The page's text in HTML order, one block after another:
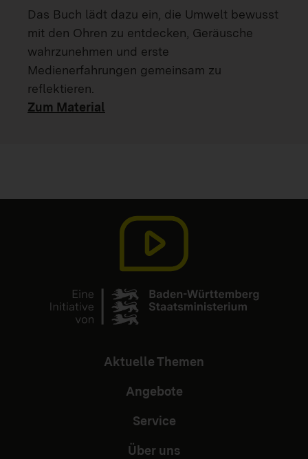
Das Buch lädt dazu ein, die Umwelt bewusst
mit den Ohren zu entdecken, Geräusche
wahrzunehmen und erste
Medienerfahrungen gemeinsam zu
reflektieren.
Zum Material
Aktuelle Themen
Angebote
Service
Über uns